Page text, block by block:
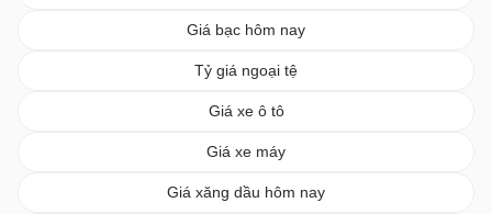
Giá bạc hôm nay
Tỷ giá ngoại tệ
Giá xe ô tô
Giá xe máy
Giá xăng dầu hôm nay